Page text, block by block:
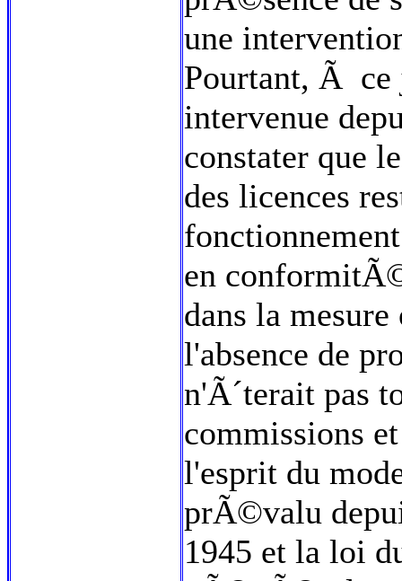
une
Pourtant, Ã ce
intervenue
constater que
des licences
en
dans la mesure
l'absence de
n'Ã´terait pas
commissions
l'esprit du
prÃ©valu
1945 et la loi